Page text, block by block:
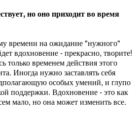
но оно приходит во время
времени на ожидание "нужного"
вдохновение - прекрасно, творите!
только временем действия этого
Иногда нужно заставлять себя
особых умений, и глупо
поддержки. Вдохновение - это как
мало, но она может изменить все.